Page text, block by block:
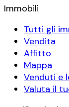
Immobili
Tutti gli
Vendita
Affitto
Mappa
Venduti e
Valuta il